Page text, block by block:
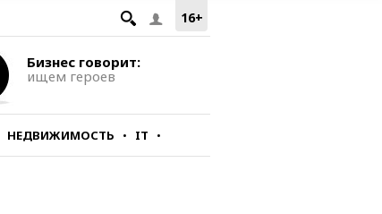
16+
Бизнес говорит:
ищем героев
НЕДВИЖИМОСТЬ IT